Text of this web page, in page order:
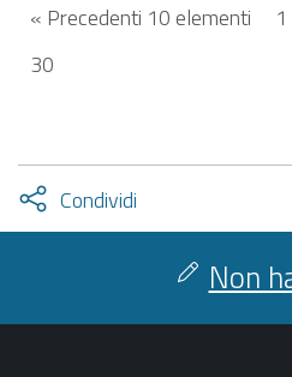
« Precedenti 10 elementi 1
30
Condividi
Attiva
condividi
Non